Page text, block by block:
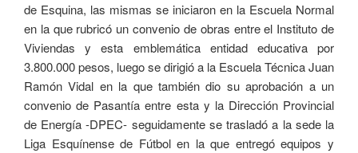
de Esquina, las mismas se iniciaron en la Escuela Normal
en la que rubricó un convenio de obras entre el Instituto de
Viviendas y esta emblemática entidad educativa por
3.800.000 pesos, luego se dirigió a la Escuela Técnica Juan
Ramón Vidal en la que también dio su aprobación a un
convenio de Pasantía entre esta y la Dirección Provincial
de Energía -DPEC- seguidamente se trasladó a la sede la
Liga Esquínense de Fútbol en la que entregó equipos y